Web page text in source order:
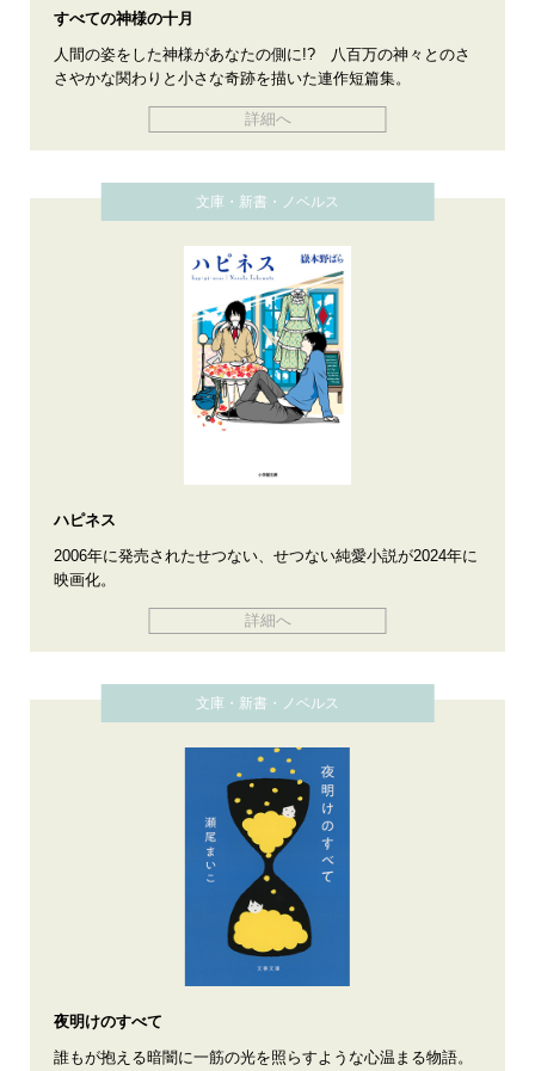
すべての神様の十月
人間の姿をした神様があなたの側に!? 八百万の神々とのさ
さやかな関わりと小さな奇跡を描いた連作短篇集。
詳細へ
文庫・新書・ノベルス
ハピネス
2006年に発売されたせつない、せつない純愛小説が2024年に
映画化。
詳細へ
文庫・新書・ノベルス
夜明けのすべて
誰もが抱える暗闇に一筋の光を照らすような心温まる物語。